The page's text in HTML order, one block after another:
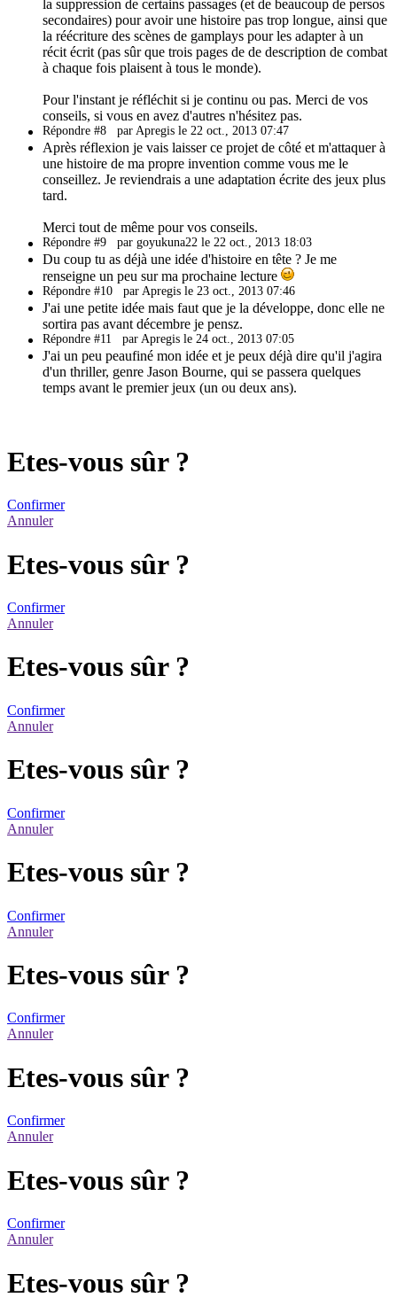
la suppression de certains passages (et de beaucoup de persos
secondaires) pour avoir une histoire pas trop longue, ainsi que
la réécriture des scènes de gamplays pour les adapter à un
récit écrit (pas sûr que trois pages de de description de combat
à chaque fois plaisent à tous le monde).
Pour l'instant je réfléchit si je continu ou pas. Merci de vos
conseils, si vous en avez d'autres n'hésitez pas.
Répondre #8 par Apregis le 22 oct., 2013 07:47
Après réflexion je vais laisser ce projet de côté et m'attaquer à
une histoire de ma propre invention comme vous me le
conseillez. Je reviendrais a une adaptation écrite des jeux plus
tard.
Merci tout de même pour vos conseils.
Répondre #9 par goyukuna22 le 22 oct., 2013 18:03
Du coup tu as déjà une idée d'histoire en tête ? Je me
renseigne un peu sur ma prochaine lecture
Répondre #10 par Apregis le 23 oct., 2013 07:46
J'ai une petite idée mais faut que je la développe, donc elle ne
sortira pas avant décembre je pensz.
Répondre #11 par Apregis le 24 oct., 2013 07:05
J'ai un peu peaufiné mon idée et je peux déjà dire qu'il j'agira
d'un thriller, genre Jason Bourne, qui se passera quelques
temps avant le premier jeux (un ou deux ans).
Etes-vous sûr ?
Confirmer
Annuler
Etes-vous sûr ?
Confirmer
Annuler
Etes-vous sûr ?
Confirmer
Annuler
Etes-vous sûr ?
Confirmer
Annuler
Etes-vous sûr ?
Confirmer
Annuler
Etes-vous sûr ?
Confirmer
Annuler
Etes-vous sûr ?
Confirmer
Annuler
Etes-vous sûr ?
Confirmer
Annuler
Etes-vous sûr ?